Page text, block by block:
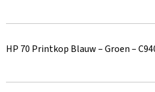
HP 70 Printkop Blauw – Groen –